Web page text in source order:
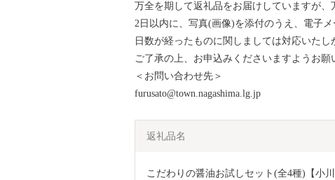
万全を期して返礼品をお届けしていますが
2日以内に、写真(画像)を添付のうえ、電子
日数が経ったものに関しましては対応いたし
ご了承の上、お申込みくださいますようお願
＜お問い合わせ先＞
furusato@town.nagashima.lg.jp
返礼品名
こだわりの醤油お試しセット(全4種)【小川